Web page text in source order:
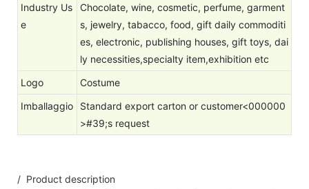
Industry Us
e
Chocolate, wine, cosmetic, perfume, garment
s, jewelry, tabacco, food, gift daily commoditi
es, electronic, publishing houses, gift toys, dai
ly necessities,specialty item,exhibition etc
Logo
Costume
Imballaggio
Standard export carton or customer<000000
>#39;s request
/ Product description